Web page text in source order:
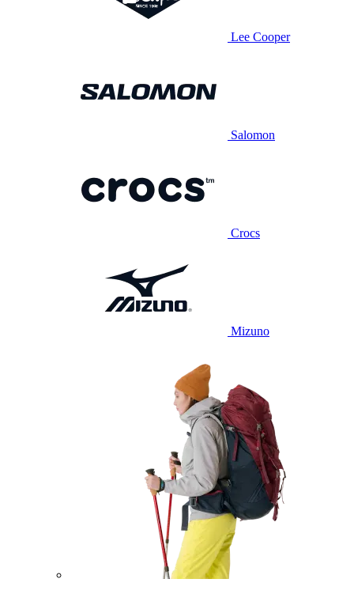
Lee Cooper
Salomon
Crocs
Mizuno